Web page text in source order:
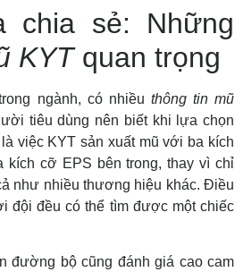
chia sẻ: Những
KYTquan trọng
ngành, có nhiều thông tin mũ
tiêu dùng nên biết khi lựa chọn
việc KYT sản xuất mũ với ba kích
kích cỡ EPS bên trong, thay vì chỉ
như nhiều thương hiệu khác. Điều
đội đều có thể tìm được một chiếc
đường bộ cũng đánh giá cao cam